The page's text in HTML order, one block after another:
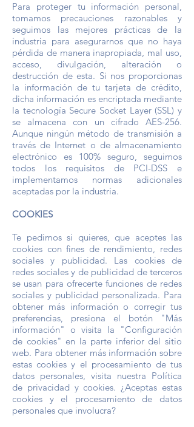
Para proteger tu información personal,
tomamos precauciones razonables y
seguimos las mejores prácticas de la
industria para asegurarnos que no haya
pérdida de manera inapropiada, mal uso,
acceso, divulgación, alteración o
destrucción de esta. Si nos proporcionas
la información de tu tarjeta de crédito,
dicha información es encriptada mediante
la tecnología Secure Socket Layer (SSL) y
se almacena con un cifrado AES-256.
Aunque ningún método de transmisión a
través de Internet o de almacenamiento
electrónico es 100% seguro, seguimos
todos los requisitos de PCI-DSS e
implementamos normas adicionales
aceptadas por la industria.
COOKIES
Te pedimos si quieres, que aceptes las
cookies con fines de rendimiento, redes
sociales y publicidad. Las cookies de
redes sociales y de publicidad de terceros
se usan para ofrecerte funciones de redes
sociales y publicidad personalizada. Para
obtener más información o corregir tus
preferencias, presiona el botón "Más
información" o visita la "Configuración
de cookies" en la parte inferior del sitio
web. Para obtener más información sobre
estas cookies y el procesamiento de tus
datos personales, visita nuestra Política
de privacidad y cookies. ¿Aceptas estas
cookies y el procesamiento de datos
personales que involucra?